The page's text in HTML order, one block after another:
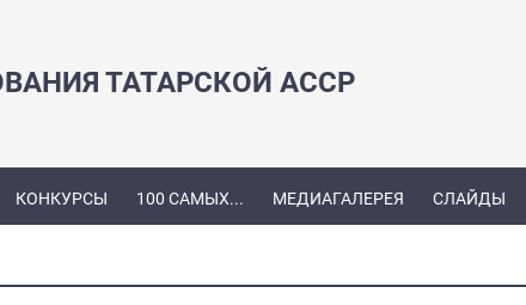
ТАТАРСКОЙ АССР
КОНКУРСЫ 100 САМЫХ... МЕДИАГАЛЕРЕЯ СЛАЙДЫ